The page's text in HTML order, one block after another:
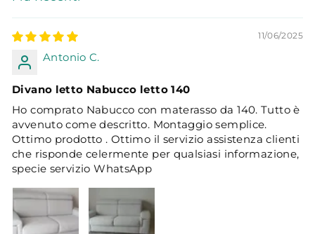
11/06/2025
Antonio C.
Divano letto Nabucco letto 140
Ho comprato Nabucco con materasso da 140. Tutto è
avvenuto come descritto. Montaggio semplice.
Ottimo prodotto . Ottimo il servizio assistenza clienti
che risponde celermente per qualsiasi informazione,
specie servizio WhatsApp